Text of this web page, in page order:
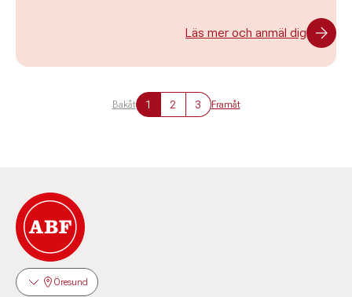
Läs mer och anmäl dig
Bakåt 1 2 3 Framåt
Öresund